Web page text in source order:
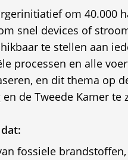
om 40.000
snel devices of
te stellen aan
processen en alle
en dit thema op
de Tweede Kamer te
fossiele